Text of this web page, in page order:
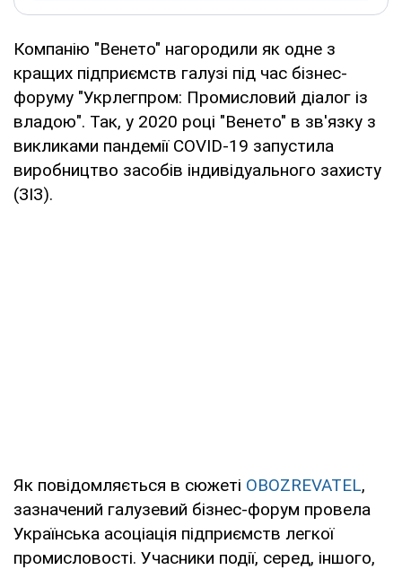
Компанію "Венето" нагородили як одне з
кращих підприємств галузі під час бізнес-
форуму "Укрлегпром: Промисловий діалог із
владою". Так, у 2020 році "Венето" в зв'язку з
викликами пандемії COVID-19 запустила
виробництво засобів індивідуального захисту
(ЗІЗ).
Як повідомляється в сюжеті OBOZREVATEL,
зазначений галузевий бізнес-форум провела
Українська асоціація підприємств легкої
промисловості. Учасники події, серед, іншого,